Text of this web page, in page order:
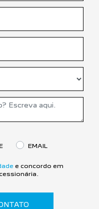
EMAIL
e concordo em